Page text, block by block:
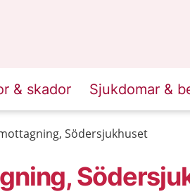
& skador Sjukdomar &
Södersjukhuset